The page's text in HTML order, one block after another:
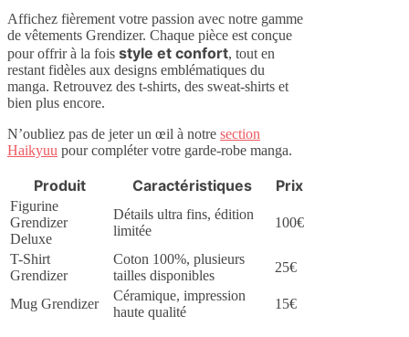
Affichez fièrement votre passion avec notre gamme
de vêtements Grendizer. Chaque pièce est conçue
pour offrir à la fois style et confort, tout en
restant fidèles aux designs emblématiques du
manga. Retrouvez des t-shirts, des sweat-shirts et
bien plus encore.
N’oubliez pas de jeter un œil à notre section
Haikyuu pour compléter votre garde-robe manga.
Produit Caractéristiques Prix
Figurine
Grendizer
Deluxe
Détails ultra fins, édition
limitée
100€
T-Shirt
Grendizer
Coton 100%, plusieurs
tailles disponibles
25€
Mug Grendizer
Céramique, impression
haute qualité
15€